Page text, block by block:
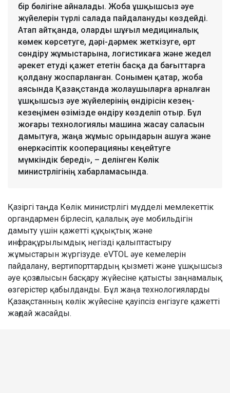
бір бөлігіне айналады. Жоба ұшқышсыз әуе
жүйелерін түрлі салада пайдалануды көздейді.
Атап айтқанда, оларды шұғыл медициналық
көмек көрсетуге, дәрі-дәрмек жеткізуге, өрт
сөндіру жұмыстарына, логистикаға және жедел
әрекет етуді қажет ететін басқа да бағыттарға
қолдану жоспарланған. Сонымен қатар, жоба
аясында Қазақстанда жолаушыларға арналған
ұшқышсыз әуе жүйелерінің өндірісін кезең-
кезеңімен өзімізде өндіру көзделіп отыр. Бұл
жоғары технологиялы машина жасау саласын
дамытуға, жаңа жұмыс орындарын ашуға және
өнеркәсіптік кооперацияны кеңейтуге
мүмкіндік береді», – делінген Көлік
министрлігінің хабарламасында.
Қазіргі таңда Көлік министрлігі мүдделі мемлекеттік
органдармен бірлесіп, қалалық әуе мобильдігін
дамыту үшін қажетті құқықтық және
инфрақұрылымдық негізді қалыптастыру
жұмыстарын жүргізуде. eVTOL әуе кемелерін
пайдалану, вертипорттардың қызметі және ұшқышсыз
әуе қозғалысын басқару жүйесіне қатысты заңнамалық
өзгерістер қабылданды. Бұл жаңа технологияларды
Қазақстанның көлік жүйесіне қауіпсіз енгізуге қажетті
жағдай жасайды.